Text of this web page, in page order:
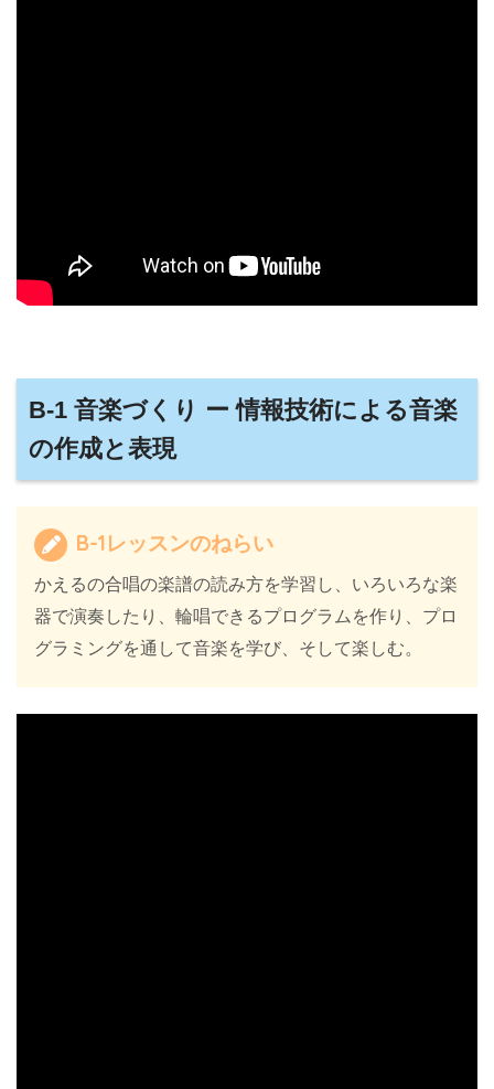
B-1 音楽づくり ー 情報技術による音楽
の作成と表現
B-1レッスンのねらい
かえるの合唱の楽譜の読み方を学習し、いろいろな楽
器で演奏したり、輪唱できるプログラムを作り、プロ
グラミングを通して音楽を学び、そして楽しむ。